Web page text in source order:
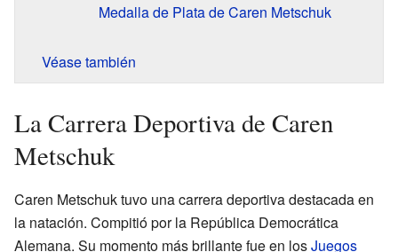
Medalla de Plata de Caren Metschuk
Véase también
La Carrera Deportiva de Caren
Metschuk
Caren Metschuk tuvo una carrera deportiva destacada en
la natación. Compitió por la República Democrática
Alemana. Su momento más brillante fue en losJuegos